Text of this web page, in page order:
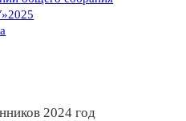
2024 год